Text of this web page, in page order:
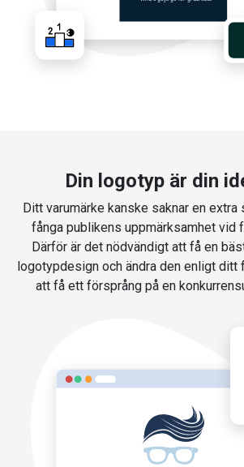
Din logotyp är din
Ditt varumärke kanske saknar en extra
fånga publikens uppmärksamhet vid
Därför är det nödvändigt att få en
logotypdesign och ändra den enligt
att få ett försprång på en